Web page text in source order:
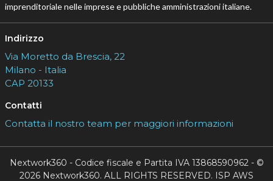
imprenditoriale nelle imprese e pubbliche amministrazioni italiane.
Indirizzo
Via Moretto da Brescia, 22
Milano - Italia
CAP 20133
Contatti
Contatta il nostro team per maggiori informazioni
Nextwork360 - Codice fiscale e Partita IVA 13868590962 - ©
2026 Nextwork360. ALL RIGHTS RESERVED. ISP AWS